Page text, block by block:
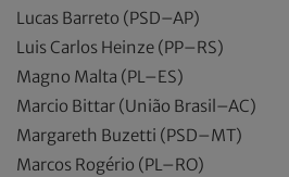
Lucas Barreto (PSD–AP)
Luis Carlos Heinze (PP–RS)
Magno Malta (PL–ES)
Marcio Bittar (União Brasil–AC)
Margareth Buzetti (PSD–MT)
Marcos Rogério (PL–RO)